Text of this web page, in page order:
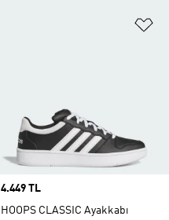
Price
4.449 TL
HOOPS CLASSIC Ayakkabı